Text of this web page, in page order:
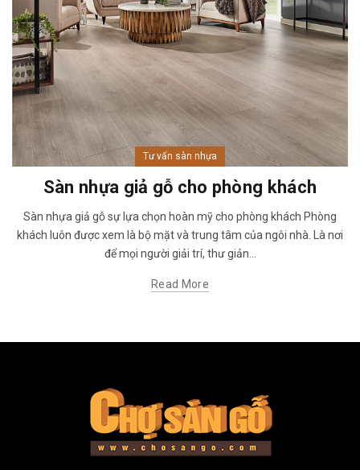
Tư vấn sàn nhựa
Sàn nhựa giả gỗ cho phòng khách
Sàn nhựa giả gỗ sự lựa chọn hoàn mỹ cho phòng khách Phòng
khách luôn được xem là bộ mặt và trung tâm của ngôi nhà. Là nơi
để mọi người giải trí, thư giản...
Read More